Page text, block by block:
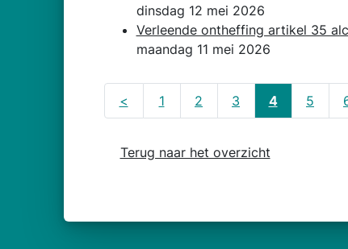
dinsdag 12 mei 2026
Verleende ontheffing artikel 35
maandag 11 mei 2026
< 1 2 3 4 5
Terug naar het overzicht